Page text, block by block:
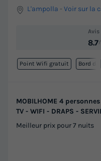
L'ampolla -Voir sur la
8.7/
Point Wifi gratuit Bord de
MOBILHOME 4
TV - WIFI - DRAPS -
Meilleur prix pour 7 nuits